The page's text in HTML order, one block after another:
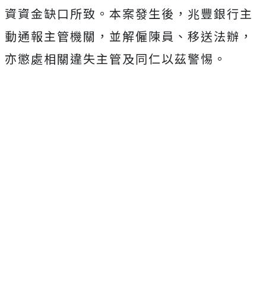
資資金缺口所致。本案發生後，兆豐銀行主
動通報主管機關，並解僱陳員、移送法辦，
亦懲處相關違失主管及同仁以茲警惕。